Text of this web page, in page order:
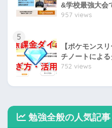
&学校最強大会
957 views
5
【ポケモンス
チノートによる
752 views
勉強全般の人気記事